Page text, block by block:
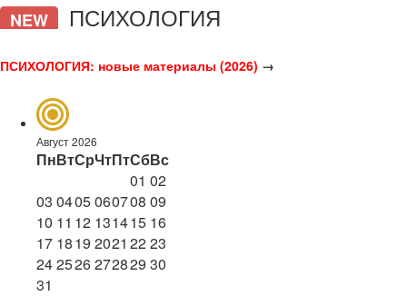
NEW ПСИХОЛОГИЯ
ПСИХОЛОГИЯ: новые материалы (2026) →
Август 2026
ПнВтСрЧтПтСбВс
01 02
03 0405060708 09
10 11 12 131415 16
17 1819 2021 2223
242526272829 30
31